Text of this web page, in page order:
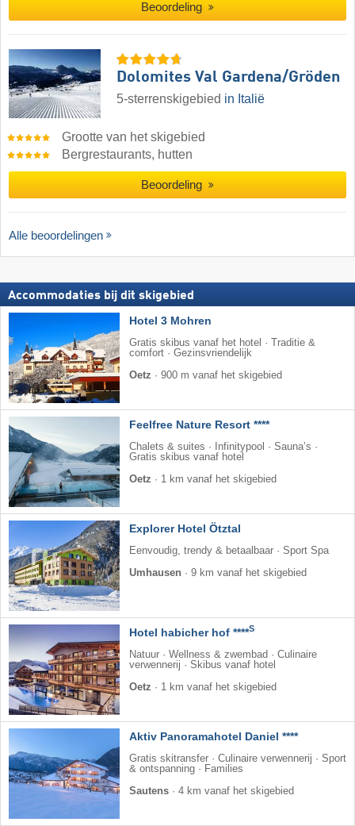
Beoordeling
Dolomites Val Gardena/​Gröden
5-sterrenskigebied in Italië
Grootte van het skigebied
Bergrestaurants, hutten
Beoordeling
Alle beoordelingen
Accommodaties bij dit skigebied
Hotel 3 Mohren
Gratis skibus vanaf het hotel · Traditie &
comfort · Gezinsvriendelijk
Oetz · 900 m vanaf het skigebied
Feelfree Nature Resort ****
Chalets & suites · Infinitypool · Sauna’s ·
Gratis skibus vanaf hotel
Oetz · 1 km vanaf het skigebied
Explorer Hotel Ötztal
Eenvoudig, trendy & betaalbaar · Sport Spa
Umhausen · 9 km vanaf het skigebied
Hotel habicher hof ****S
Natuur · Wellness & zwembad · Culinaire
verwennerij · Skibus vanaf hotel
Oetz · 1 km vanaf het skigebied
Aktiv Panoramahotel Daniel ****
Gratis skitransfer · Culinaire verwennerij · Sport
& ontspanning · Families
Sautens · 4 km vanaf het skigebied